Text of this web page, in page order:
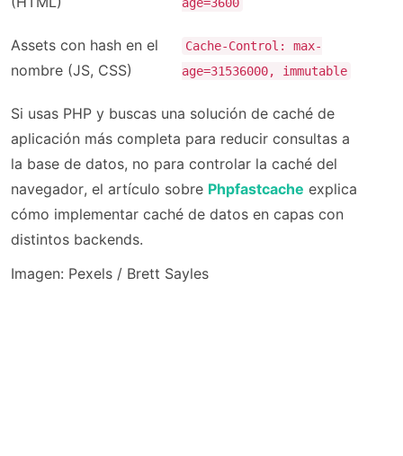
Assets con hash en el
nombre (JS, CSS)
Cache-Control: max-
age=31536000, immutable
Si usas PHP y buscas una solución de caché de
aplicación más completa para reducir consultas a
la base de datos, no para controlar la caché del
navegador, el artículo sobre Phpfastcache explica
cómo implementar caché de datos en capas con
distintos backends.
Imagen: Pexels / Brett Sayles